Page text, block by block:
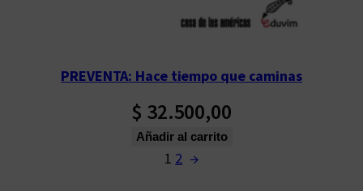
PREVENTA: Hace tiempo que caminas
$ 32.500,00
Añadir al carrito
1 2 →